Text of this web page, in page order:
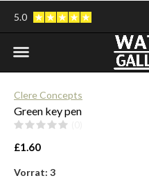
5.0
Clere Concepts
Green key pen
£1.60
Vorrat: 3